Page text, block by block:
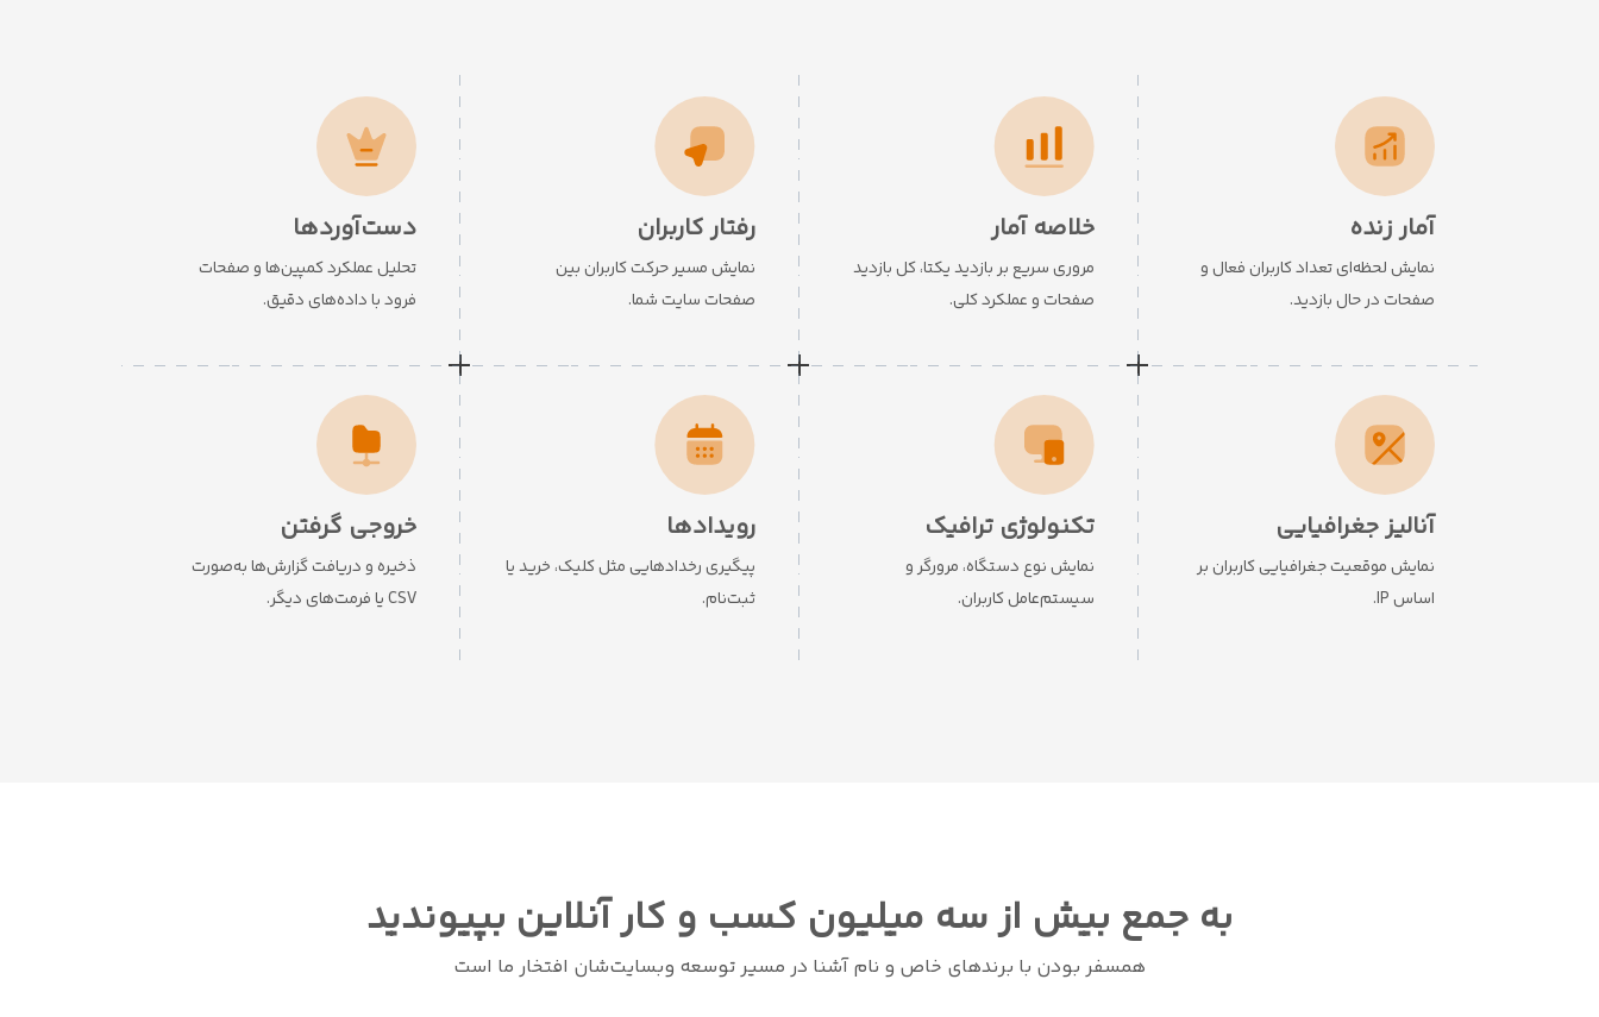
آمار زنده
نمایش لحظه‌ای تعداد کاربران فعال و
صفحات در حال بازدید.
خلاصه آمار
مروری سریع بر بازدید یکتا، کل بازدید
صفحات و عملکرد کلی.
رفتار کاربران
نمایش مسیر حرکت کاربران بین
صفحات سایت شما.
دست‌آوردها
تحلیل عملکرد کمپین‌ها و صفحات
فرود با داده‌های دقیق.
آنالیز جغرافیایی
نمایش موقعیت جغرافیایی کاربران بر
اساس IP.
تکنولوژی ترافیک
نمایش نوع دستگاه، مرورگر و
سیستم‌عامل کاربران.
رویدادها
پیگیری رخدادهایی مثل کلیک، خرید یا
ثبت‌نام.
خروجی گرفتن
ذخیره و دریافت گزارش‌ها به‌صورت
CSV یا فرمت‌های دیگر.
به جمع بیش از سه میلیون کسب و کار آنلاین بپیوندید
همسفر بودن با برندهای خاص و نام آشنا در مسیر توسعه وبسایت‌شان افتخار ما است